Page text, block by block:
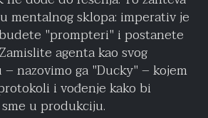
mentalnog sklopa: imperativ je
"prompteri" i postanete
agenta kao svog
nazovimo ga "Ducky" – kojem
i vođenje kako bi
u produkciju.